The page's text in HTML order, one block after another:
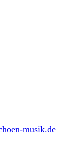
musik.de